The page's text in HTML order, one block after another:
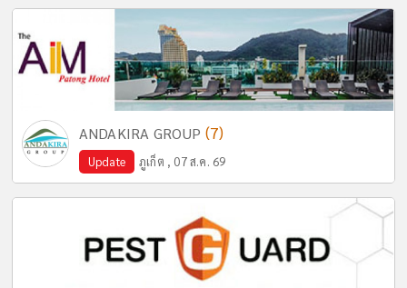
ANDAKIRA GROUP (7)
Update ภูเก็ต , 07 ส.ค. 69